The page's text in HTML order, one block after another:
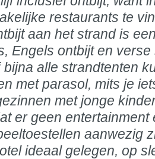
restaurants te
aan het strand is
Engels ontbijt en
alle strandtenten
met parasol, mits je
met jonge
er geen
aanwezig
ideaal gelegen, op